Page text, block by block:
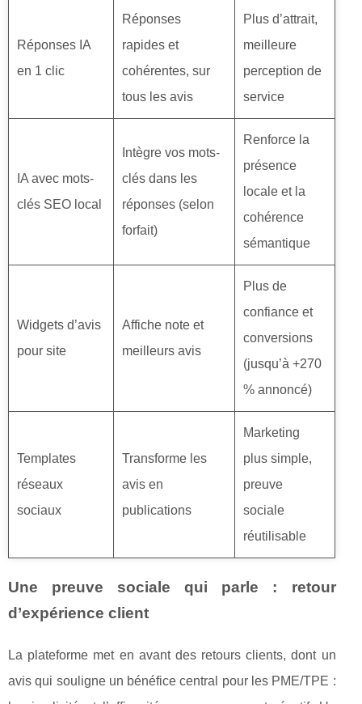
Réponses IA
en 1 clic
Réponses
rapides et
cohérentes, sur
tous les avis
Plus d’attrait,
meilleure
perception de
service
IA avec mots-
clés SEO local
Intègre vos mots-
clés dans les
réponses (selon
forfait)
Renforce la
présence
locale et la
cohérence
sémantique
Widgets d’avis
pour site
Affiche note et
meilleurs avis
Plus de
confiance et
conversions
(jusqu’à +270
% annoncé)
Templates
réseaux
sociaux
Transforme les
avis en
publications
Marketing
plus simple,
preuve
sociale
réutilisable
Une preuve sociale qui parle : retour
d’expérience client
La plateforme met en avant des retours clients, dont un
avis qui souligne un bénéfice central pour les PME/TPE :